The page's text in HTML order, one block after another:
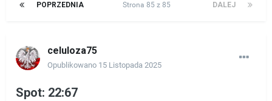
POPRZEDNIA DALEJ
Strona 85 z 85
celuloza75
Opublikowano 15 Listopada 2025
Spot: 22:67